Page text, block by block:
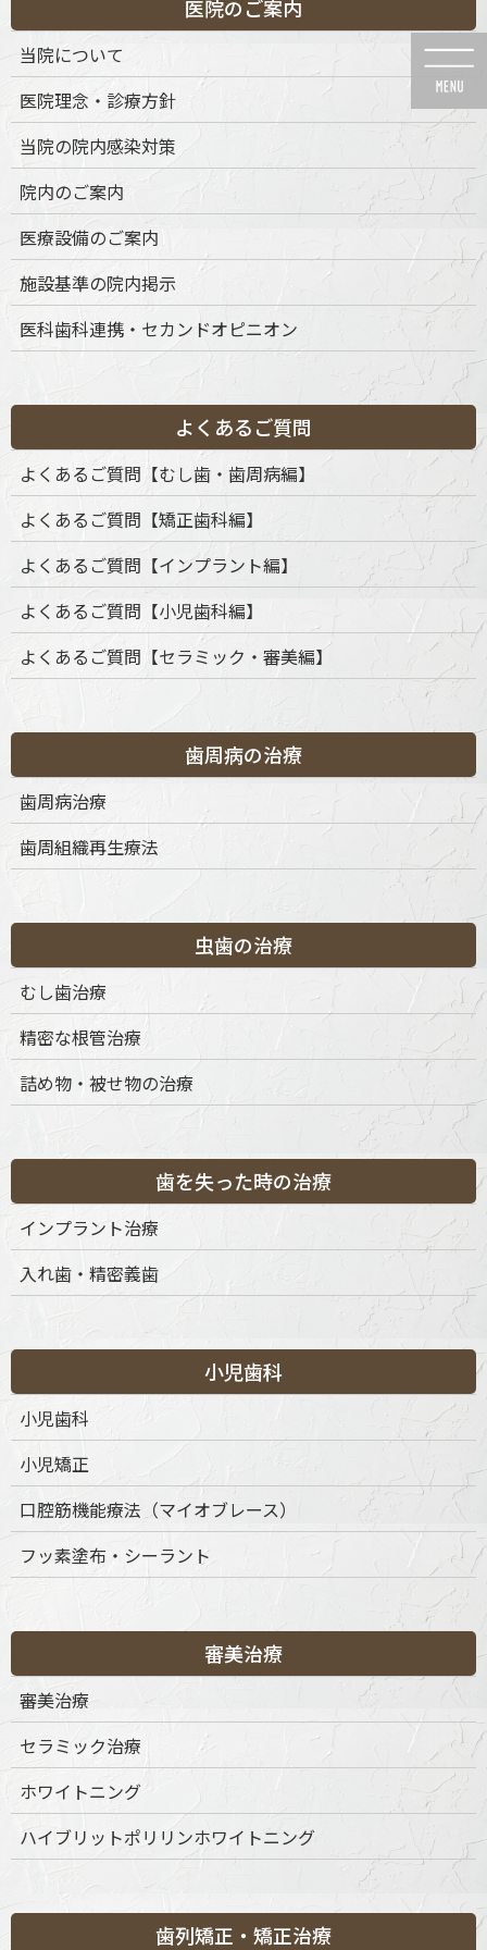
ン
ン
に
動
ビ
ー
ョ
に
動
News
HOME News 部分矯正 mtm-ortho
カ
テ
〒151-0063 東京都渋谷区富ケ谷1丁目51-4 代々木八幡メディカ
ルモール4階
ご予約・お問合せ：
インターネット予約：
診療時間 土
9:30-13:30
◎ ◎ ◎ ◎ ◎ ◎ ◎
◎
15:00-19:00
◎
◎
※休診日：不定休
医院のご案内
当院について
医院理念・診療方針
当院の院内感染対策
院内のご案内
医療設備のご案内
施設基準の院内掲示
医科歯科連携・セカンドオピニオン
よくあるご質問
よくあるご質問【むし歯・歯周病編】
よくあるご質問【矯正歯科編】
よくあるご質問【インプラント編】
よくあるご質問【小児歯科編】
よくあるご質問【セラミック・審美編】
歯周病の治療
歯周病治療
歯周組織再生療法
虫歯の治療
むし歯治療
精密な根管治療
詰め物・被せ物の治療
歯を失った時の治療
インプラント治療
入れ歯・精密義歯
小児歯科
小児歯科
小児矯正
口腔筋機能療法（マイオブレース）
フッ素塗布・シーラント
審美治療
審美治療
セラミック治療
ホワイトニング
ハイブリットポリリンホワイトニング
歯列矯正・矯正治療